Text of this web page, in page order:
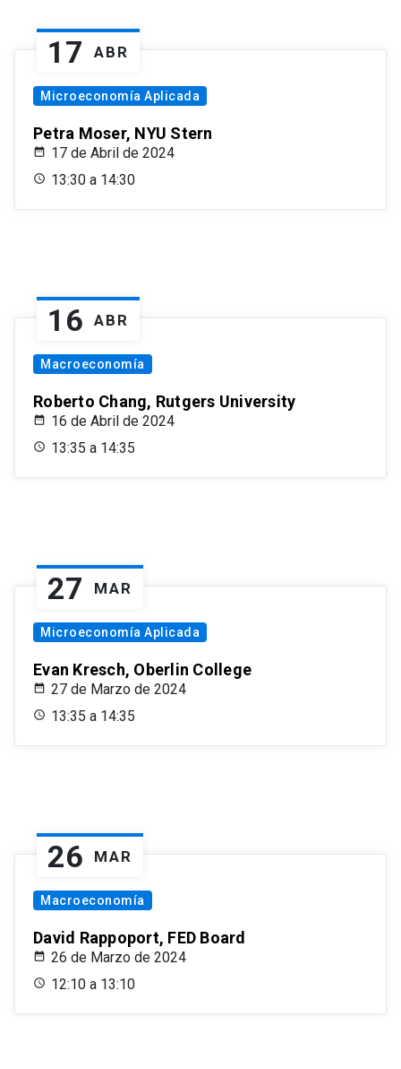
17 ABR
Microeconomía Aplicada
Petra Moser, NYU Stern
17 de Abril de 2024
13:30 a 14:30
16 ABR
Macroeconomía
Roberto Chang, Rutgers University
16 de Abril de 2024
13:35 a 14:35
27 MAR
Microeconomía Aplicada
Evan Kresch, Oberlin College
27 de Marzo de 2024
13:35 a 14:35
26 MAR
Macroeconomía
David Rappoport, FED Board
26 de Marzo de 2024
12:10 a 13:10